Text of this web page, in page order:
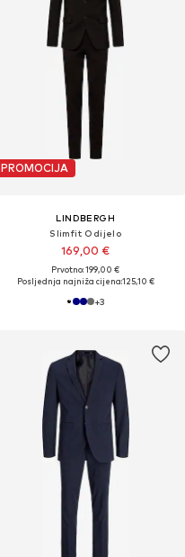
PROMOCIJA
LINDBERGH
Slimfit Odijelo
169,00 €
Prvotno: 199,00 €
Posljednja najniža cijena:125,10 €
+3